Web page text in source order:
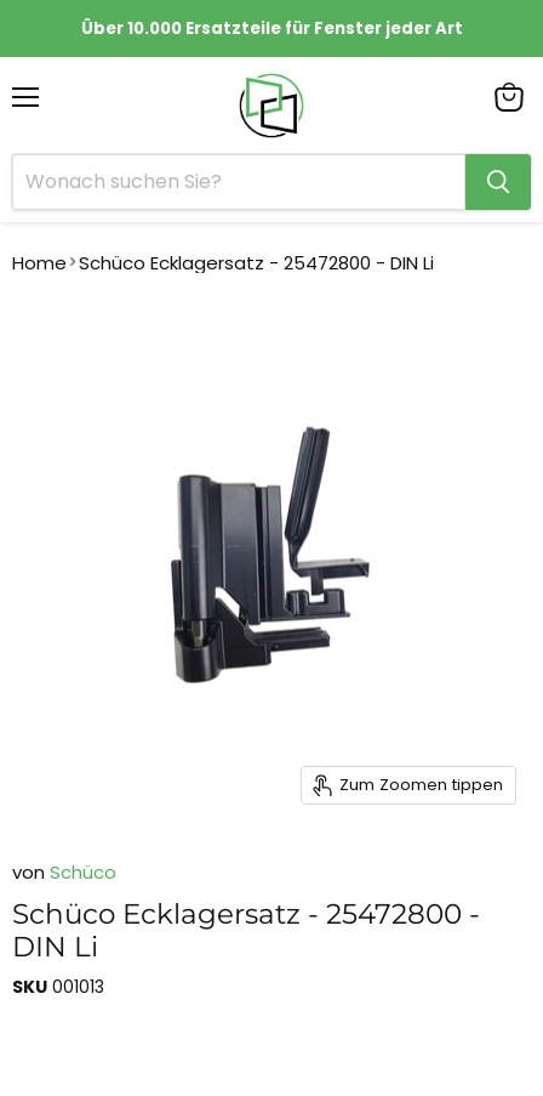
Über 10.000 Ersatzteile für Fenster jeder Art
Home Schüco Ecklagersatz - 25472800 - DIN Li
Zum Zoomen tippen
von Schüco
Schüco Ecklagersatz - 25472800 -
DIN Li
SKU 001013